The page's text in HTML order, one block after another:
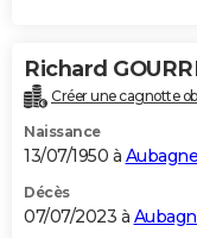
Richard
Créer une cagnotte
Naissance
13/07/1950 à Aubagne
Décès
07/07/2023 à